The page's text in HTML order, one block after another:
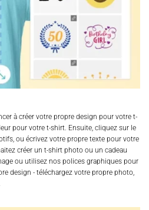
à créer votre propre design pour votre t-
pour votre t-shirt. Ensuite, cliquez sur le
ou écrivez votre propre texte pour votre
créer un t-shirt photo ou un cadeau
ou utilisez nos polices graphiques pour
design - téléchargez votre propre photo,